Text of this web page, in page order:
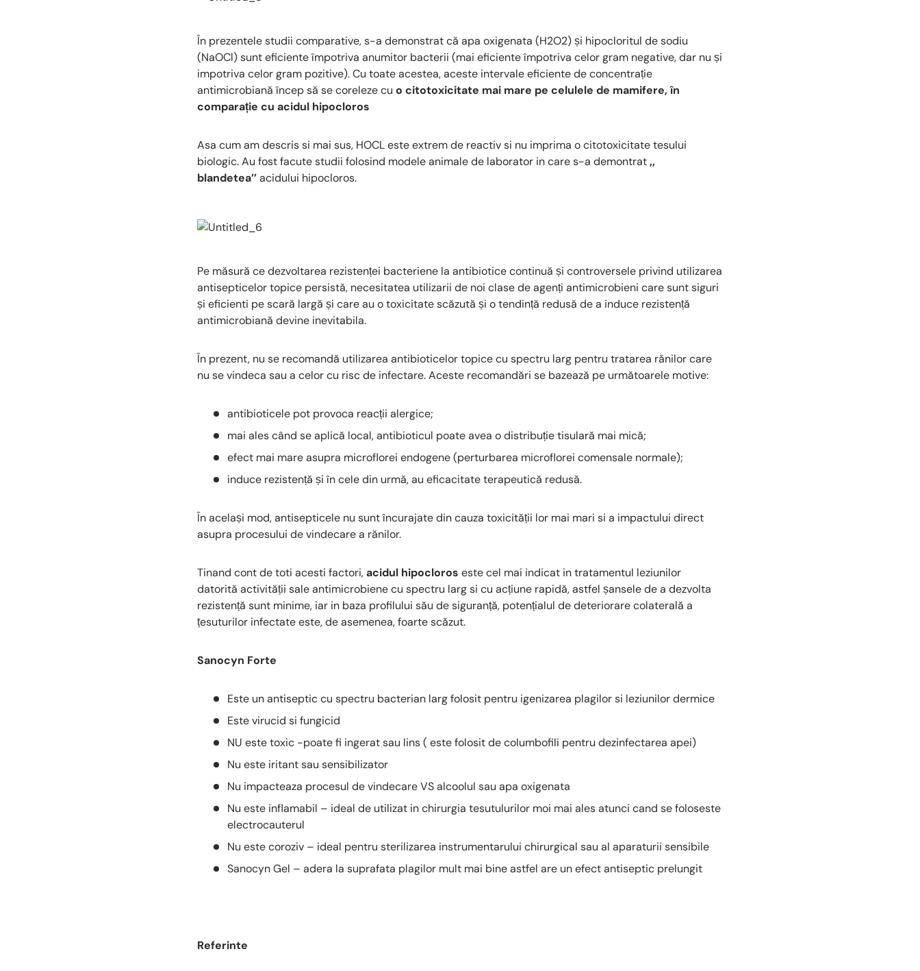
În prezentele studii comparative, s-a demonstrat că apa oxigenata (H2O2) și hipocloritul de sodiu
(NaOCl) sunt eficiente împotriva anumitor bacterii (mai eficiente împotriva celor gram negative, dar nu și
impotriva celor gram pozitive). Cu toate acestea, aceste intervale eficiente de concentrație
antimicrobiană încep să se coreleze cu o citotoxicitate mai mare pe celulele de mamifere, în
comparație cu acidul hipocloros
Asa cum am descris si mai sus, HOCL este extrem de reactiv si nu imprima o citotoxicitate tesului
biologic. Au fost facute studii folosind modele animale de laborator in care s-a demontrat,,
blandetea’’acidului hipocloros.
Pe măsură ce dezvoltarea rezistenței bacteriene la antibiotice continuă și controversele privind utilizarea
antisepticelor topice persistă, necesitatea utilizarii de noi clase de agenți antimicrobieni care sunt siguri
și eficienti pe scară largă și care au o toxicitate scăzută și o tendință redusă de a induce rezistență
antimicrobiană devine inevitabila.
În prezent, nu se recomandă utilizarea antibioticelor topice cu spectru larg pentru tratarea rănilor care
nu se vindeca sau a celor cu risc de infectare. Aceste recomandări se bazează pe următoarele motive:
antibioticele pot provoca reacții alergice;
mai ales când se aplică local, antibioticul poate avea o distribuție tisulară mai mică;
efect mai mare asupra microflorei endogene (perturbarea microflorei comensale normale);
induce rezistență și în cele din urmă, au eficacitate terapeutică redusă.
În același mod, antisepticele nu sunt încurajate din cauza toxicității lor mai mari si a impactului direct
asupra procesului de vindecare a rănilor.
Tinand cont de toti acesti factori,acidul hipocloros este cel mai indicat in tratamentul leziunilor
datorită activității sale antimicrobiene cu spectru larg si cu acțiune rapidă, astfel șansele de a dezvolta
rezistență sunt minime, iar in baza profilului său de siguranță, potențialul de deteriorare colaterală a
țesuturilor infectate este, de asemenea, foarte scăzut.
Sanocyn Forte
Este un antiseptic cu spectru bacterian larg folosit pentru igenizarea plagilor si leziunilor dermice
Este virucid si fungicid
NU este toxic -poate fi ingerat sau lins ( este folosit de columbofili pentru dezinfectarea apei)
Nu este iritant sau sensibilizator
Nu impacteaza procesul de vindecare VS alcoolul sau apa oxigenata
Nu este inflamabil – ideal de utilizat in chirurgia tesutulurilor moi mai ales atunci cand se foloseste
electrocauterul
Nu este coroziv – ideal pentru sterilizarea instrumentarului chirurgical sau al aparaturii sensibile
Sanocyn Gel – adera la suprafata plagilor mult mai bine astfel are un efect antiseptic prelungit
Referinte